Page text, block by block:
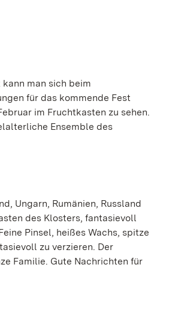
man sich beim
für das kommende Fest
im Fruchtkasten zu sehen.
Ensemble des
Ungarn, Rumänien, Russland
des Klosters, fantasievoll
Pinsel, heißes Wachs, spitze
zu verzieren. Der
Familie. Gute Nachrichten für